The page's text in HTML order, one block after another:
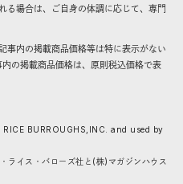
る場合は、ご自身の体調に応じて、専門
事内の掲載商品価格等は特に表示がない
の掲載商品価格は、原則税込価格で表
BURROUGHS,INC. and used by
ライス・バローズ社と(株)マガジンハウス